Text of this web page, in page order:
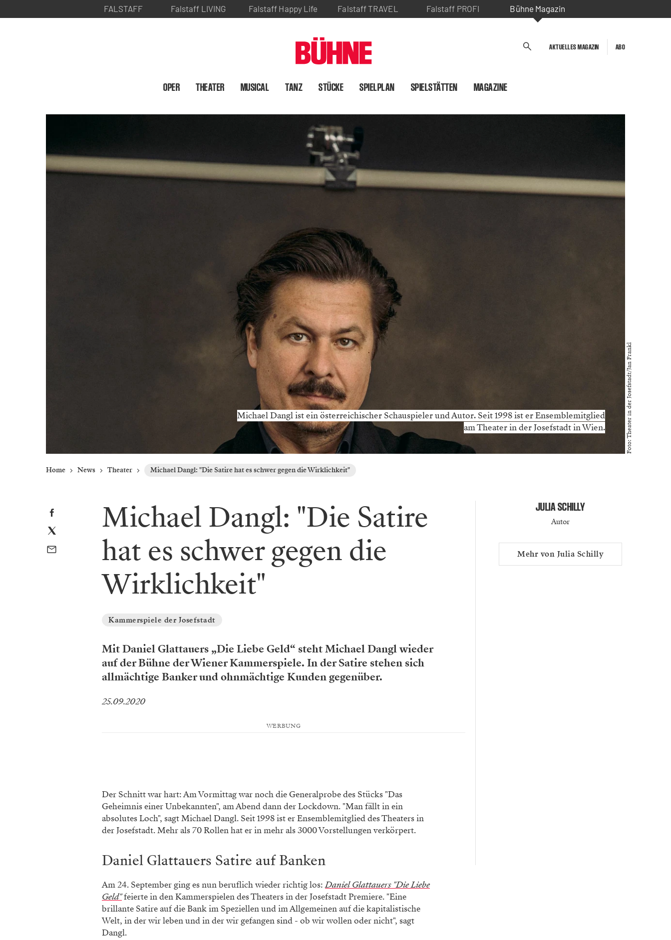
FALSTAFF Falstaff LIVING Falstaff Happy Life Falstaff TRAVEL Falstaff PROFI Bühne Magazin
AKTUELLES MAGAZIN ABO
OPER THEATER MUSICAL TANZ STÜCKE SPIELPLAN SPIELSTÄTTEN MAGAZINE
Michael Dangl ist ein österreichischer Schauspieler und Autor. Seit 1998 ist er Ensemblemitglied
am Theater in der Josefstadt in Wien.
Foto: Theater in der Josefstadt/Jan Frankl
Home News Theater Michael Dangl: "Die Satire hat es schwer gegen die Wirklichkeit"
Michael Dangl: "Die Satire
hat es schwer gegen die
Wirklichkeit"
Kammerspiele der Josefstadt
Mit Daniel Glattauers „Die Liebe Geld“ steht Michael Dangl wieder
auf der Bühne der Wiener Kammerspiele. In der Satire stehen sich
allmächtige Banker und ohnmächtige Kunden gegenüber.
25.09.2020
WERBUNG
Der Schnitt war hart: Am Vormittag war noch die Generalprobe des Stücks "Das
Geheimnis einer Unbekannten", am Abend dann der Lockdown. "Man fällt in ein
absolutes Loch", sagt Michael Dangl. Seit 1998 ist er Ensemblemitglied des Theaters in
der Josefstadt. Mehr als 70 Rollen hat er in mehr als 3000 Vorstellungen verkörpert.
Daniel Glattauers Satire auf Banken
Am 24. September ging es nun beruflich wieder richtig los:Daniel Glattauers "Die Liebe
Geld"feierte in den Kammerspielen des Theaters in der Josefstadt Premiere. "Eine
brillante Satire auf die Bank im Speziellen und im Allgemeinen auf die kapitalistische
Welt, in der wir leben und in der wir gefangen sind - ob wir wollen oder nicht", sagt
Dangl.
JULIA SCHILLY
Autor
Mehr von Julia Schilly